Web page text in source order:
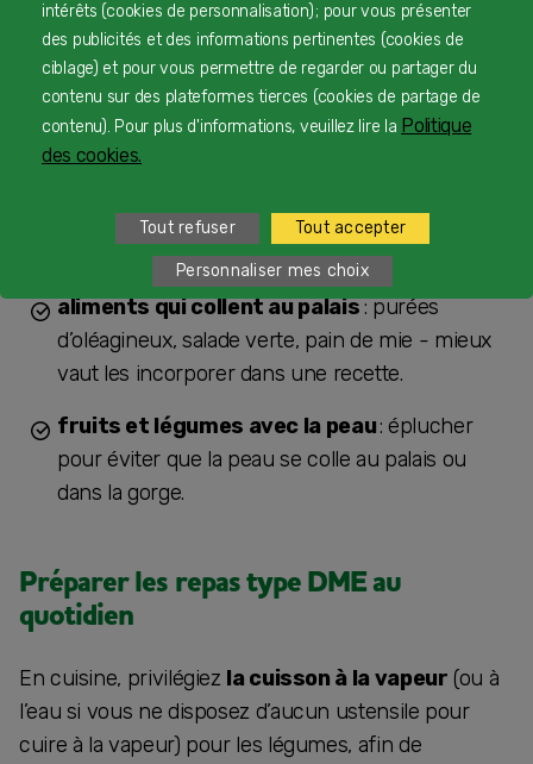
ou en 4.
aliments crus(difficiles à mastiquer) : les
crudités même râpées sont difficiles à gérer
pour un bébé (pomme crue, légumes crus…)
morceau peut se détacher et poser un risque
d’étouffement à votre enfant.
aliments qui collent au palais: purées
d’oléagineux, salade verte, pain de mie - mieux
vaut les incorporer dans une recette.
fruits et légumes avec la peau: éplucher
pour éviter que la peau se colle au palais ou
dans la gorge.
Préparer les repas type DME au
quotidien
En cuisine, privilégiez la cuisson à la vapeur (ou à
l’eau si vous ne disposez d’aucun ustensile pour
cuire à la vapeur) pour les légumes, afin de
intérêts (cookies de personnalisation) ; pour vous présenter
des publicités et des informations pertinentes (cookies de
ciblage) et pour vous permettre de regarder ou partager du
contenu sur des plateformes tierces (cookies de partage de
contenu). Pour plus d'informations, veuillez lire la Politique
des cookies.
Tout refuser Tout accepter
Personnaliser mes choix